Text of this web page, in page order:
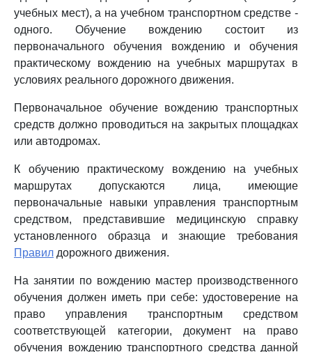
учебных мест), а на учебном транспортном средстве -
одного. Обучение вождению состоит из
первоначального обучения вождению и обучения
практическому вождению на учебных маршрутах в
условиях реального дорожного движения.
Первоначальное обучение вождению транспортных
средств должно проводиться на закрытых площадках
или автодромах.
К обучению практическому вождению на учебных
маршрутах допускаются лица, имеющие
первоначальные навыки управления транспортным
средством, представившие медицинскую справку
установленного образца и знающие требования
Правил дорожного движения.
На занятии по вождению мастер производственного
обучения должен иметь при себе: удостоверение на
право управления транспортным средством
соответствующей категории, документ на право
обучения вождению транспортного средства данной